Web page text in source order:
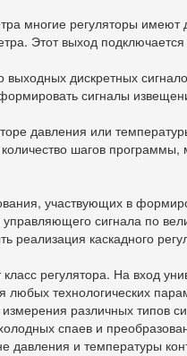
многие регуляторы
Этот выход подключается
выходных дискретных
сигналы
давления или
шагов
участвующих в
сигнала по
каскадного
регулятора. На вход
любых технологических
различных типов
спаев и
давления и температуры